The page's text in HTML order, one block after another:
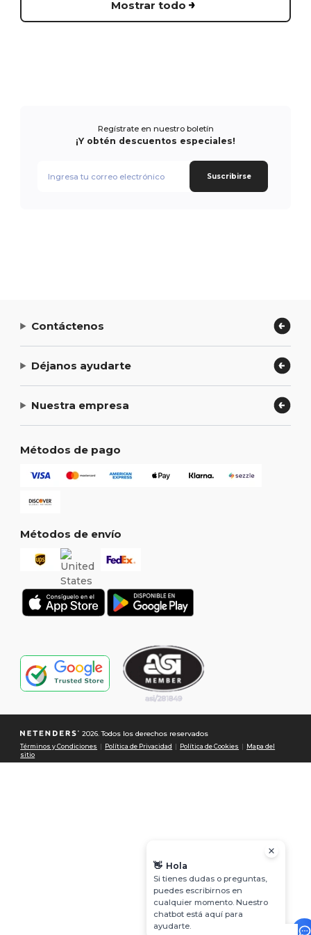
Mostrar todo
Regístrate en nuestro boletín
¡Y obtén descuentos especiales!
Suscribirse
Contáctenos
Déjanos ayudarte
Nuestra empresa
Métodos de pago
Métodos de envío
2026. Todos los derechos reservados
Términos y Condiciones Política de Privacidad Política de Cookies
Mapa del
sitio
👋 Hola
Si tienes dudas o preguntas,
puedes escribirnos en
cualquier momento. Nuestro
chatbot está aquí para
ayudarte.